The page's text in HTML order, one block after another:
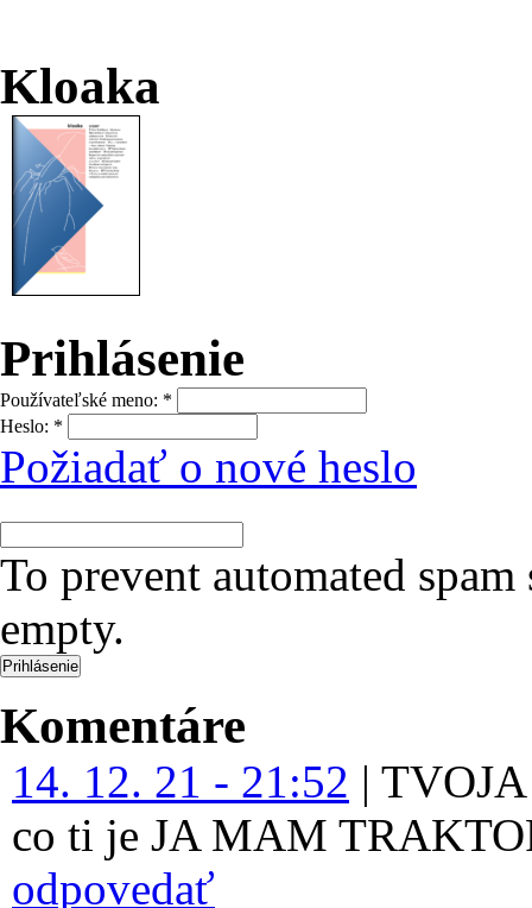
Kloaka
Prihlásenie
Používateľské meno: *
Heslo: *
Požiadať o nové heslo
To prevent automated
empty.
Komentáre
14. 12. 21 - 21:52 |
co ti je JA MAM
odpovedať